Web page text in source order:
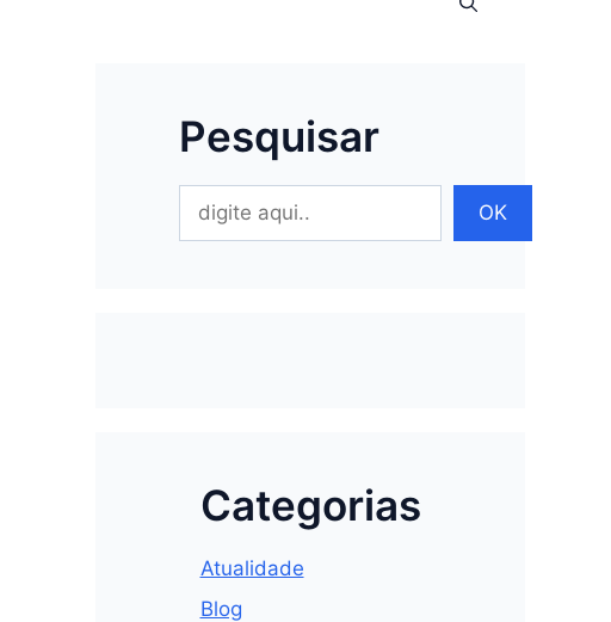
Pesquisar
Pesquisar
OK
Categorias
Atualidade
Blog